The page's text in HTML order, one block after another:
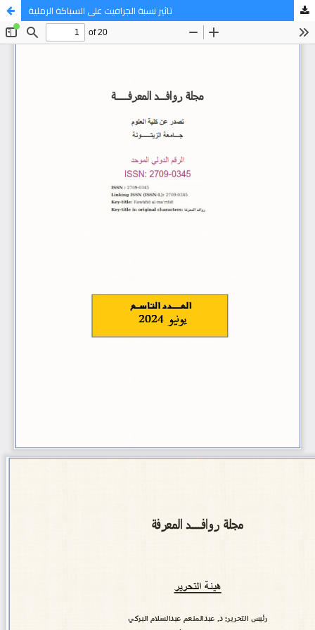
تاثير نسبة الجرافيت على السباكة الرملية